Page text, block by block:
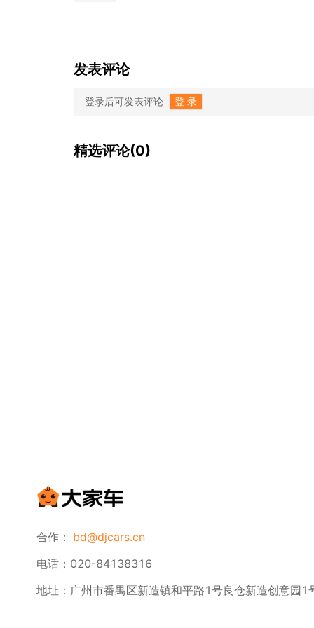
发表评论
登录后可发表评论 登 录
精选评论(0)
合作： bd@djcars.cn
电话：020-84138316
地址：广州市番禺区新造镇和平路1号良仓新造创意园1